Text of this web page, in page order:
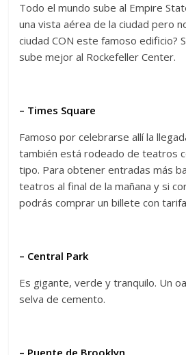
Todo el mundo sube al Empire
una vista aérea de la ciudad pero
ciudad CON este famoso edificio?
sube mejor al Rockefeller Center.
– Times Square
Famoso por celebrarse allí la
también está rodeado de teatros
tipo. Para obtener entradas más
teatros al final de la mañana y si
podrás comprar un billete con
– Central Park
Es gigante, verde y tranquilo. Un
selva de cemento.